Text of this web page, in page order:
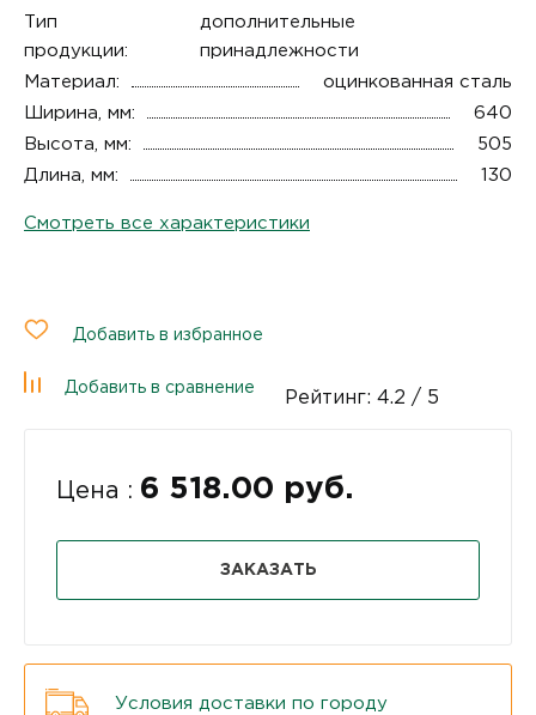
Тип
продукции:
дополнительные
принадлежности
Материал:
оцинкованная сталь
Ширина, мм:
640
Высота, мм:
505
Длина, мм:
130
Смотреть все характеристики
Добавить в избранное
Добавить в сравнение
Рейтинг: 4.2 / 5
Цена : 6 518.00 руб.
ЗАКАЗАТЬ
Условия доставки по городу